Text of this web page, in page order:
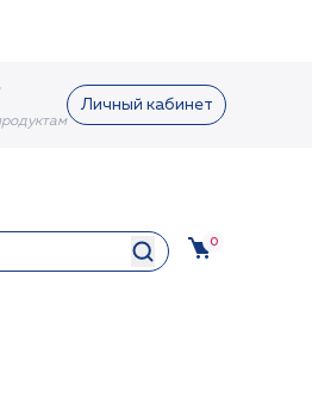
Личный кабинет
0